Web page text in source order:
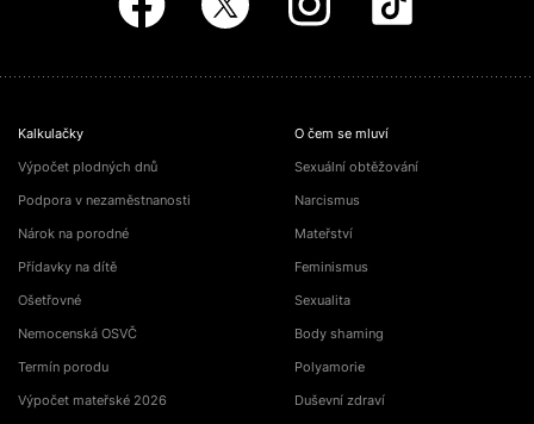
Kalkulačky
Výpočet plodných dnů
Podpora v nezaměstnanosti
Nárok na porodné
Přídavky na dítě
Ošetřovné
Nemocenská OSVČ
Termín porodu
Výpočet mateřské 2026
O čem se mluví
Sexuální obtěžování
Narcismus
Mateřství
Feminismus
Sexualita
Body shaming
Polyamorie
Duševní zdraví